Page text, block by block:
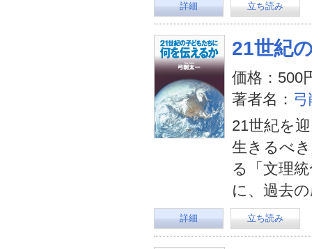
詳細 立ち読み
21世紀
価格：500
著者名：
21世紀を
生きるべ
る「文理
に、過去
詳細 立ち読み